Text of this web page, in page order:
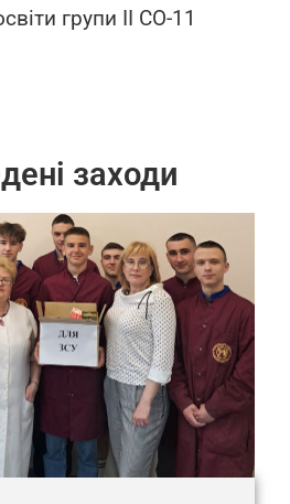
групи ІІ СО-11
заходи